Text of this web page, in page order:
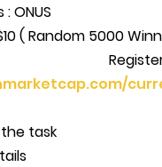
ONUS
( Random 5000
task